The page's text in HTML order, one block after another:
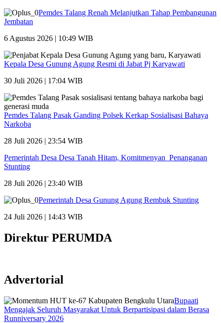
Pemdes Talang Renah Melanjutkan Tahap Pembangunan
Jembatan
6 Agustus 2026 | 10:49 WIB
Kepala Desa Gunung Agung Resmi di Jabat Pj Karyawati
30 Juli 2026 | 17:04 WIB
Pemdes Talang Pasak Ganding Polsek Kerkap Sosialisasi Bahaya
Narkoba
28 Juli 2026 | 23:54 WIB
Pemerintah Desa Desa Tanah Hitam, Komitmenyan Penanganan
Stunting
28 Juli 2026 | 23:40 WIB
Pemerintah Desa Gunung Agung Rembuk Stunting
24 Juli 2026 | 14:43 WIB
Direktur PERUMDA
Advertorial
Bupaati
Mengajak Seluruh Masyarakat Untuk Berpartisipasi dalam Berasa
Runniversary 2026